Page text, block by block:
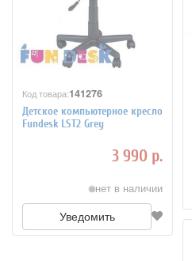
Код товара:141276
Детское компьютерное кресло
Fundesk LST2 Grey
3 990 р.
нет в наличии
Уведомить